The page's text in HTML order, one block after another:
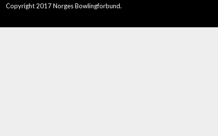
Copyright 2017 Norges Bowlingforbund.